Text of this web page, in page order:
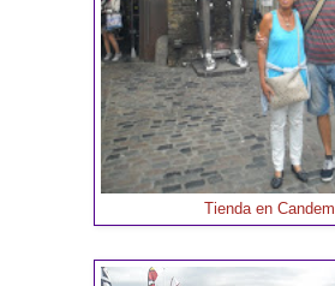
Tienda en Candem